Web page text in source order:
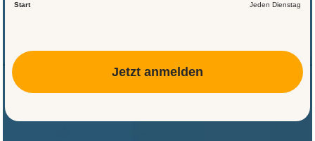
Start Jeden Dienstag
Jetzt anmelden